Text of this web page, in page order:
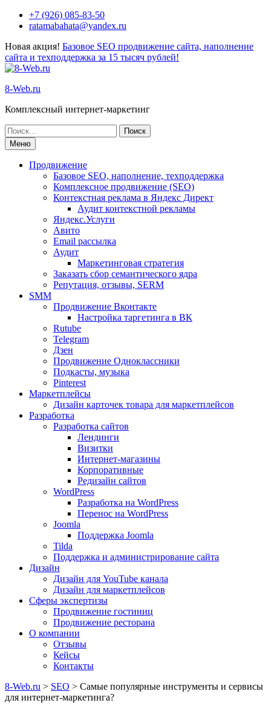
Перейти+7 (926) 085-83-50
ratamabahata@yandex.ru
Новая акция! Базовое SEO продвижение сайта, наполнение
сайта и техподдержка за 15 тысяч рублей!
8-Web.ru
Комплексный интернет-маркетинг
Поиск
по:Меню
Продвижение
Базовое SEO, наполнение, техподдержка
Комплексное продвижение (SEO)
Контекстная реклама в Яндекс Директ
Аудит контекстной рекламы
Яндекс.Услуги
Авито
Email рассылка
Аудит
Маркетинговая стратегия
Заказать сбор семантического ядра
Репутация, отзывы, SERM
SMM
Продвижение Вконтакте
Настройка таргетинга в ВК
Rutube
Telegram
Дзен
Продвижение Одноклассники
Подкасты, музыка
Pinterest
Маркетплейсы
Дизайн карточек товара для маркетплейсов
Разработка
Разработка сайтов
Лендинги
Визитки
Интернет-магазины
Корпоративные
Редизайн сайтов
WordPress
Разработка на WordPress
Перенос на WordPress
Joomla
Поддержка Joomla
Tilda
Поддержка и администрирование сайта
Дизайн
Дизайн для YouTube канала
Дизайн для маркетплейсов
Сферы экспертизы
Продвижение гостиниц
Продвижение ресторана
О компании
Отзывы
Кейсы
Контакты
8-Web.ru > SEO > Самые популярные инструменты и сервисы
для интернет-маркетинга?